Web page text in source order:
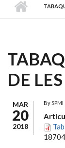
DE LES
MAR
20
2018
BySPMI